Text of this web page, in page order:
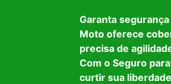
Garanta
Moto oferece
precisa de
Com o Seguro
curtir sua